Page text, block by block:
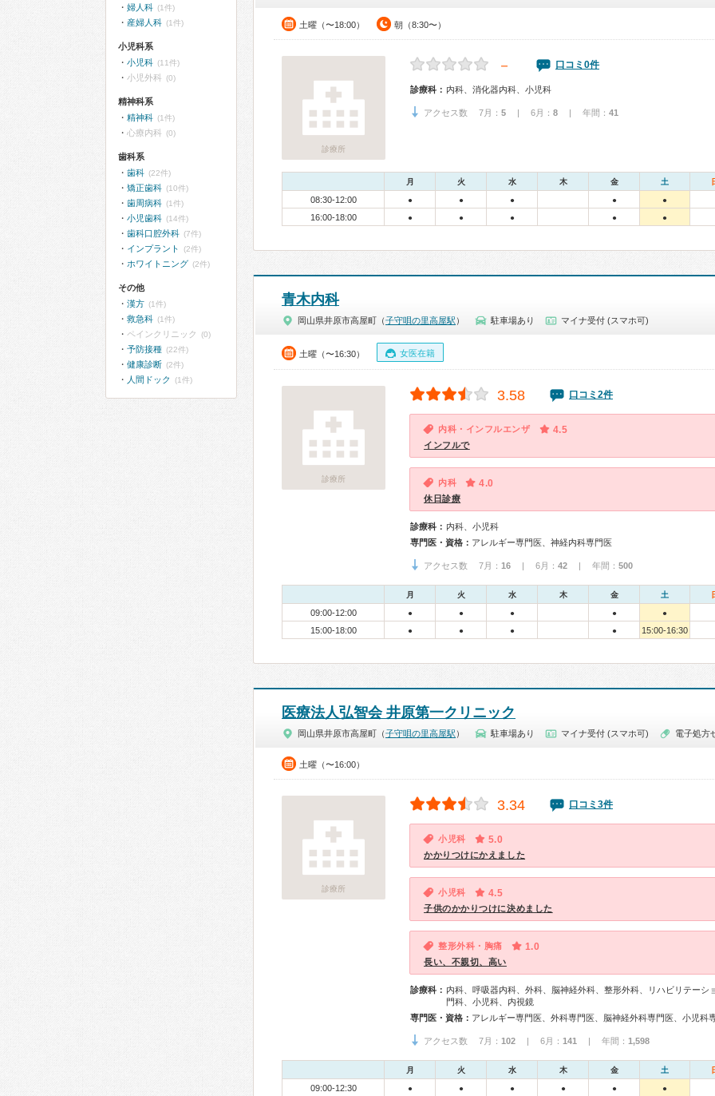
土曜（〜18:00） 朝（8:30〜）
診療所
－ 口コミ0件
診療科： 内科、消化器内科、小児科
アクセス数 7月： 5 | 6月： 8 | 年間： 41
月 火 水 木 金 土
08:30-12:00 ● ● ● ● ●
16:00-18:00 ● ● ● ● ●
青木内科
岡山県井原市高屋町（子守唄の里高屋駅 ） 駐車場あり マイナ受付 (スマホ可)
土曜（〜16:30） 女医在籍
診療所
3.58 口コミ2件
内科・インフルエンザ 4.5
インフルで
内科 4.0
休日診療
診療科： 内科、小児科
専門医・資格： アレルギー専門医、神経内科専門医
アクセス数 7月： 16 | 6月： 42 | 年間： 500
月 火 水 木 金 土
09:00-12:00 ● ● ● ● ●
15:00-18:00 ● ● ● ● 15:00-16:30
医療法人弘智会 井原第一クリニック
岡山県井原市高屋町（子守唄の里高屋駅 ） 駐車場あり マイナ受付 (スマホ可) 電子処方
土曜（〜16:00）
診療所
3.34 口コミ3件
小児科 5.0
かかりつけにかえました
小児科 4.5
子供のかかりつけに決めました
整形外科・胸痛 1.0
長い、不親切、高い
診療科： 内科、呼吸器内科、外科、脳神経外科、整形外科、リハビリテーシ
門科、小児科、内視鏡
専門医・資格： アレルギー専門医、外科専門医、脳神経外科専門医、小児科
アクセス数 7月： 102 | 6月： 141 | 年間： 1,598
月 火 水 木 金 土
09:00-12:30 ● ● ● ● ● ●
婦人科 (1件)
産婦人科 (1件)
小児科系
小児科 (11件)
小児外科 (0)
精神科系
精神科 (1件)
心療内科 (0)
歯科系
歯科 (22件)
矯正歯科 (10件)
歯周病科 (1件)
小児歯科 (14件)
歯科口腔外科 (7件)
インプラント (2件)
ホワイトニング (2件)
その他
漢方 (1件)
救急科 (1件)
ペインクリニック (0)
予防接種 (22件)
健康診断 (2件)
人間ドック (1件)